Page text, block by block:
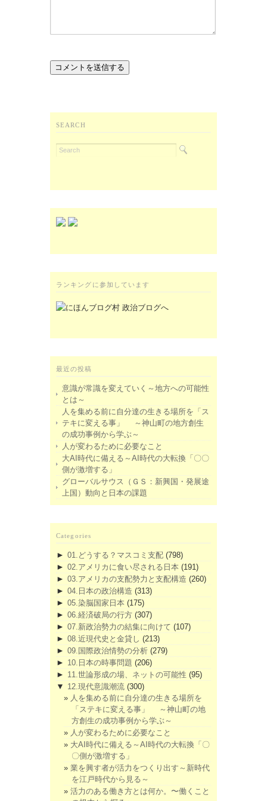
SEARCH
ランキングに参加しています
最近の投稿
意識が常識を変えていく～地方への可能性
とは～
人を集める前に自分達の生きる場所を「ス
テキに変える事」 ～神山町の地方創生
の成功事例から学ぶ～
人が変わるために必要なこと
大AI時代に備える～AI時代の大転換「〇〇
側が激増する」
グローバルサウス（ＧＳ：新興国・発展途
上国）動向と日本の課題
Categories
► 01.どうする？マスコミ支配 (798)
► 02.アメリカに食い尽される日本 (191)
► 03.アメリカの支配勢力と支配構造 (260)
► 04.日本の政治構造 (313)
► 05.染脳国家日本 (175)
► 06.経済破局の行方 (307)
► 07.新政治勢力の結集に向けて (107)
► 08.近現代史と金貸し (213)
► 09.国際政治情勢の分析 (279)
► 10.日本の時事問題 (206)
► 11.世論形成の場、ネットの可能性 (95)
▼ 12.現代意識潮流 (300)
人を集める前に自分達の生きる場所を
「ステキに変える事」 ～神山町の地
方創生の成功事例から学ぶ～
人が変わるために必要なこと
大AI時代に備える～AI時代の大転換「〇
〇側が激増する」
業を興す者が活力をつくり出す～新時代
を江戸時代から見る～
活力のある働き方とは何か。〜働くこと